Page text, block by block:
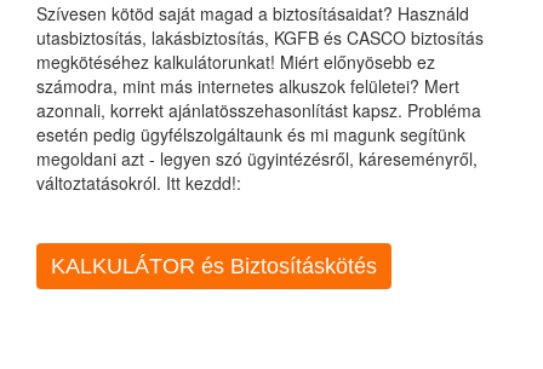
Szívesen kötöd saját magad a biztosításaidat? Használd
utasbiztosítás, lakásbiztosítás, KGFB és CASCO biztosítás
megkötéséhez kalkulátorunkat! Miért előnyösebb ez
számodra, mint más internetes alkuszok felületei? Mert
azonnali, korrekt ajánlatösszehasonlítást kapsz. Probléma
esetén pedig ügyfélszolgáltaunk és mi magunk segítünk
megoldani azt - legyen szó ügyintézésről, káreseményről,
változtatásokról. Itt kezdd!:
KALKULÁTOR és Biztosításkötés